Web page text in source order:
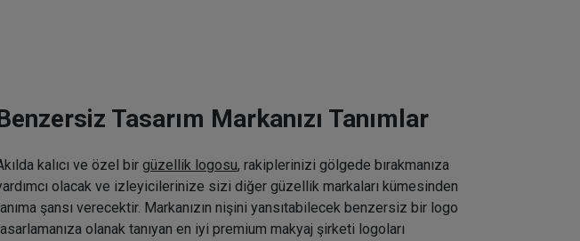
Tasarım Markanızı Tanımlar
kalıcı ve özel bir güzellik logosu, rakiplerinizi gölgede bırakmanıza
olacak ve izleyicilerinize sizi diğer güzellik markaları kümesinden
şansı verecektir. Markanızın nişini yansıtabilecek benzersiz bir logo
olanak tanıyan en iyi premium makyaj şirketi logoları